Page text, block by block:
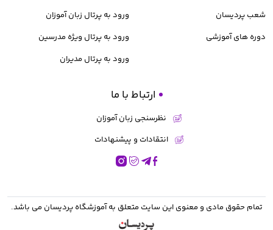
شعب پردیسان
دوره های آموزشی
ورود به پرتال زبان آموزان
ورود به پرتال ویژه مدرسین
ورود به پرتال مدیران
ارتباط با ما
نظرسنجی زبان آموزان
انتقادات و پیشنهادات
تمام حقوق مادی و معنوی این سایت متعلق بهآموزشگاه پردیسان می باشد.